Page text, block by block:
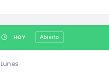
HOY Abierto
Lunes